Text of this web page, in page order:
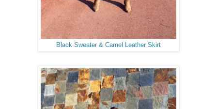
Black Sweater & Camel Leather Skirt